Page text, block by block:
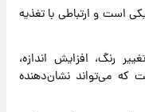
است و ارتباطی با تغذیه
رنگ، افزایش اندازه،
می‌تواند نشان‌دهنده